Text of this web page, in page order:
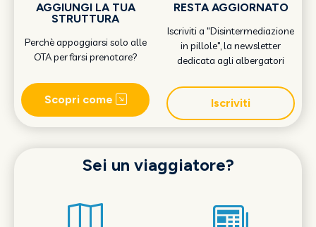
AGGIUNGI LA TUA
STRUTTURA
Perchè appoggiarsi solo alle
OTA per farsi prenotare?
Scopri come
RESTA AGGIORNATO
Iscriviti a "Disintermediazione
in pillole", la newsletter
dedicata agli albergatori
Iscriviti
Sei un viaggiatore?